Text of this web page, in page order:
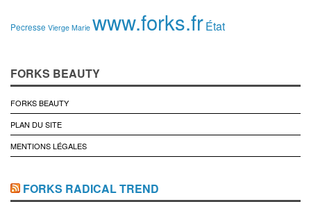
Pecresse Vierge Marie www.forks.frÉtat
FORKS BEAUTY
FORKS BEAUTY
PLAN DU SITE
MENTIONS LÉGALES
FORKS RADICAL TREND